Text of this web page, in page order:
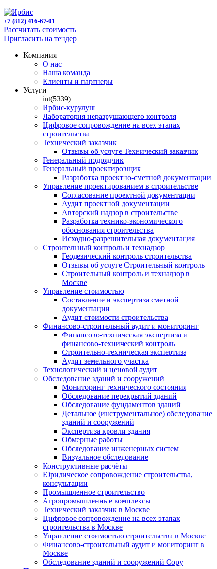
+7 (812) 416-67-01
Рассчитать стоимость
Пригласить на тендер
Компания
О нас
Наша команда
Клиенты и партнеры
Услуги
int(5339)
Ирбис-курулуш
Лаборатория неразрушающего контроля
Цифровое сопровождение на всех этапах
строительства
Технический заказчик
Отзывы об услуге Технический заказчик
Генеральный подрядчик
Генеральный проектировщик
Разработка проектно-сметной документации
Управление проектированием в строительстве
Согласование проектной документации
Аудит проектной документации
Авторский надзор в строительстве
Разработка технико-экономического
обоснования строительства
Исходно-разрешительная документация
Строительный контроль и технадзор
Геодезический контроль строительства
Отзывы об услуге Строительный контроль
Строительный контроль и технадзор в
Москве
Управление стоимостью
Составление и экспертиза сметной
документации
Аудит стоимости строительства
Финансово-строительный аудит и мониторинг
Финансово-техническая экспертиза и
финансово-технический контроль
Строительно-техническая экспертиза
Аудит земельного участка
Технологический и ценовой аудит
Обследование зданий и сооружений
Мониторинг технического состояния
Обследование перекрытий зданий
Обследование фундаментов зданий
Детальное (инструментальное) обследование
зданий и сооружений
Экспертиза кровли здания
Обмерные работы
Обследование инженерных систем
Визуальное обследование
Конструктивные расчёты
Юридическое сопровождение строительства,
консультации
Промышленное строительство
Агропромышленные комплексы
Технический заказчик в Москве
Цифровое сопровождение на всех этапах
строительства в Москве
Управление стоимостью строительства в Москве
Финансово-строительный аудит и мониторинг в
Москве
Обследование зданий и сооружений Copy